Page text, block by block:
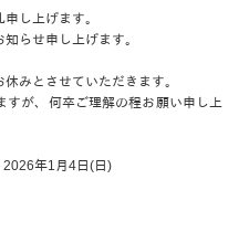
し上げます。
らせ申し上げます。
みとさせていただきます。
すが、何卒ご理解の程お願い申し上
2026年1月4日(日)